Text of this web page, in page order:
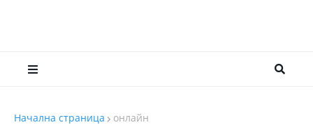
Начална страница онлайн